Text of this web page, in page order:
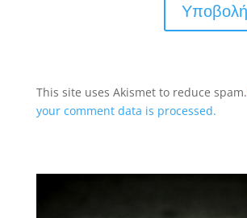
This site uses Akismet to reduce spam.
your comment data is processed.